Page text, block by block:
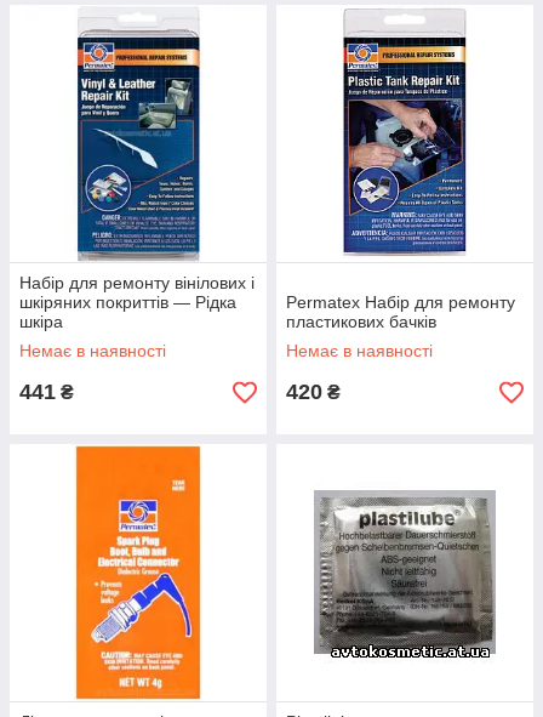
Набір для ремонту вінілових і
шкіряних покриттів — Рідка
шкіра
Немає в наявності
441 ₴
Permatex Набір для ремонту
пластикових бачків
Немає в наявності
420 ₴